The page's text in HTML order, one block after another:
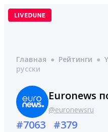
Перейти
Главная ● Рейтинги ●
русски
Euronews
@euronewsru
#7063 #379